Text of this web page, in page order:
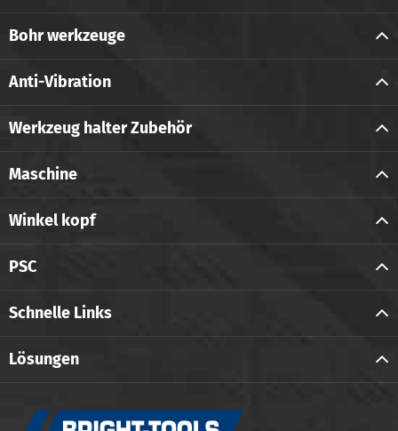
Bohr werkzeuge
Anti-Vibration
Werkzeug halter Zubehör
Maschine
Winkel kopf
PSC
Schnelle Links
Lösungen